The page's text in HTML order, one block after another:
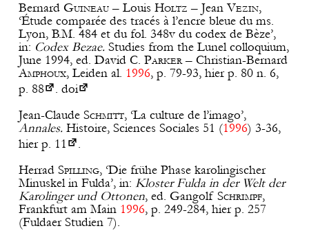
Bernard Guineau– Louis Holtz – Jean Vezin,
‘Étude comparée des tracés à l’encre bleue du ms.
Lyon, B.M. 484 et du fol. 348v du codex de Bèze’,
in: Codex Bezae. Studies from the Lunel colloquium,
June 1994, ed. David C. Parker– Christian-Bernard
Amphoux, Leiden al. 1996, p. 79-93, hier p. 80 n. 6,
p. 88
. doi
Jean-Claude Schmitt, ‘La culture de l’imago’,
Annales. Histoire, Sciences Sociales 51 (1996) 3-36,
hier p. 11
.
Herrad Spilling, ‘Die frühe Phase karolingischer
Minuskel in Fulda’, in: Kloster Fulda in der Welt der
Karolinger und Ottonen, ed. Gangolf Schrimpf,
Frankfurt am Main 1996, p. 249-284, hier p. 257
(Fuldaer Studien 7).